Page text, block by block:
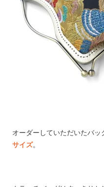
オーダーしていただいたバッ
サイズ。